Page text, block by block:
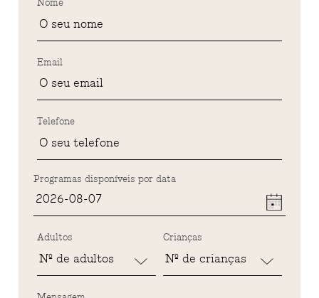
Nome
Email
Telefone
Programas disponíveis por data
Adultos Crianças